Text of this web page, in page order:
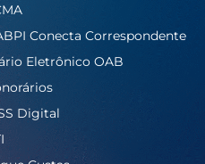
Conecta Correspondente
Eletrônico OAB
Digital